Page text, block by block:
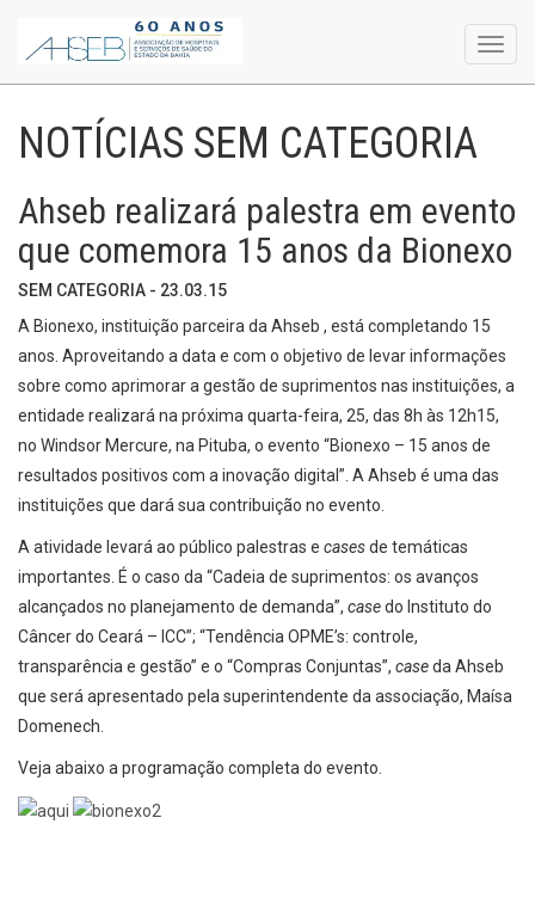
NOTÍCIAS SEM CATEGORIA
Ahseb realizará palestra em evento
que comemora 15 anos da Bionexo
SEM CATEGORIA - 23.03.15
A Bionexo, instituição parceira da Ahseb , está completando 15
anos. Aproveitando a data e com o objetivo de levar informações
sobre como aprimorar a gestão de suprimentos nas instituições, a
entidade realizará na próxima quarta-feira, 25, das 8h às 12h15,
no Windsor Mercure, na Pituba, o evento “Bionexo – 15 anos de
resultados positivos com a inovação digital”. A Ahseb é uma das
instituições que dará sua contribuição no evento.
A atividade levará ao público palestras e casesde temáticas
importantes. É o caso da “Cadeia de suprimentos: os avanços
alcançados no planejamento de demanda”, casedo Instituto do
Câncer do Ceará – ICC”; “Tendência OPME’s: controle,
transparência e gestão” e o “Compras Conjuntas”, caseda Ahseb
que será apresentado pela superintendente da associação, Maísa
Domenech.
Veja abaixo a programação completa do evento.